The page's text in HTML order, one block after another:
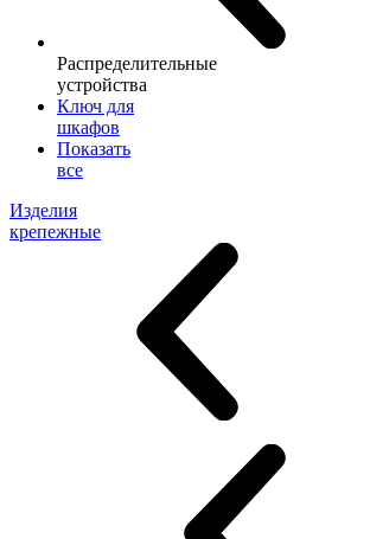
Распределительные
устройства
Ключ для
шкафов
Показать
все
Изделия
крепежные